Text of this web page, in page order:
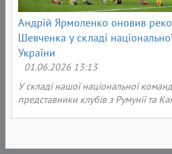
Андрій Ярмоленко оновив
Шевченка у складі
України
01.06.2026 13:13
У складі нашої національної
представники клубів з Румунії та